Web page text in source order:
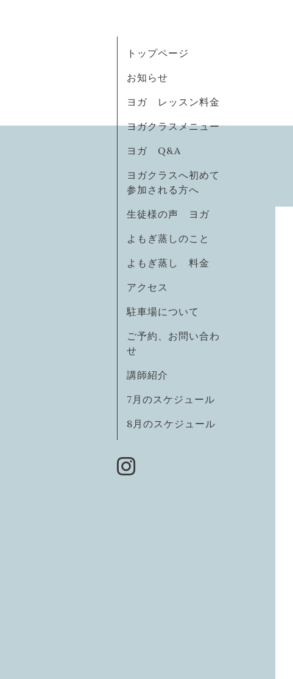
トップページ
お知らせ
ヨガ レッスン料金
ヨガクラスメニュー
ヨガ Q&A
ヨガクラスへ初めて
参加される方へ
生徒様の声 ヨガ
よもぎ蒸しのこと
よもぎ蒸し 料金
アクセス
駐車場について
ご予約、お問い合わ
せ
講師紹介
7月のスケジュール
8月のスケジュール